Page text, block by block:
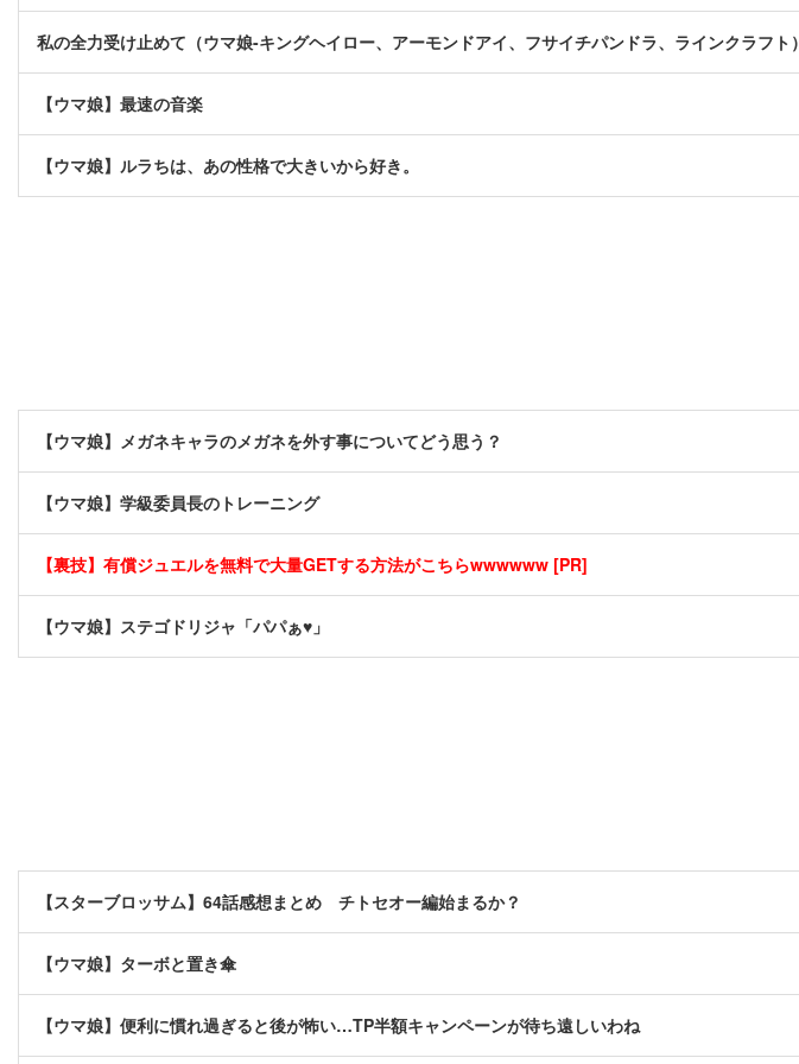
私の全力受け止めて（ウマ娘-キングヘイロー、アーモンドアイ、フサイチパンドラ、ラインクラフト）
【ウマ娘】最速の音楽
【ウマ娘】ルラちは、あの性格で大きいから好き。
【ウマ娘】メガネキャラのメガネを外す事についてどう思う？
【ウマ娘】学級委員長のトレーニング
【裏技】有償ジュエルを無料で大量GETする方法がこちらwwwwww [PR]
【ウマ娘】ステゴドリジャ「パパぁ♥」
【スターブロッサム】64話感想まとめ チトセオー編始まるか？
【ウマ娘】ターボと置き傘
【ウマ娘】便利に慣れ過ぎると後が怖い…TP半額キャンペーンが待ち遠しいわね